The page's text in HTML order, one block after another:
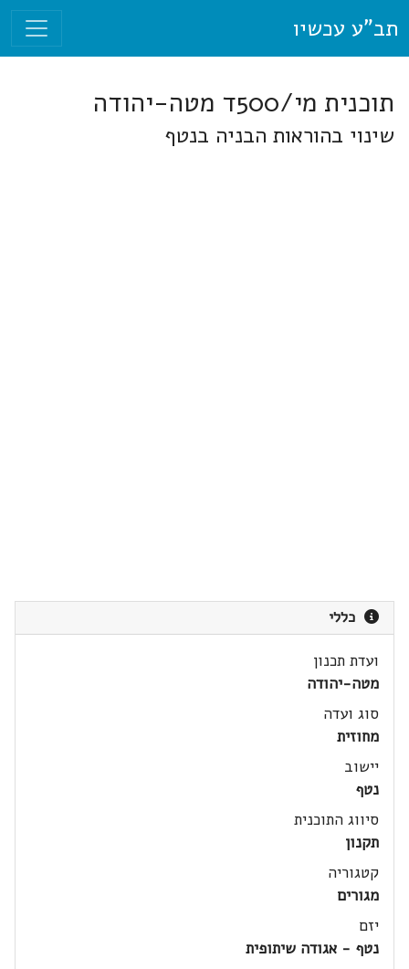
תב"ע עכשיו
תוכנית מי/500ד מטה-יהודה
שינוי בהוראות הבניה בנטף
כללי
ועדת תכנון
מטה-יהודה
סוג ועדה
מחוזית
יישוב
נטף
סיווג התוכנית
תקנון
קטגוריה
מגורים
יזם
נטף - אגודה שיתופית